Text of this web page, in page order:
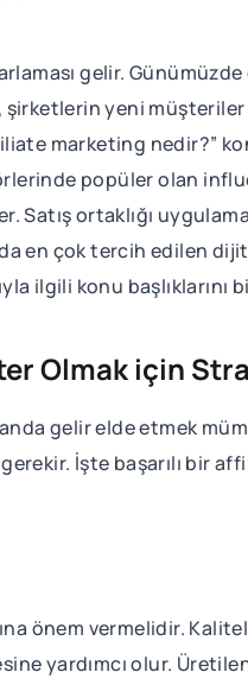
gelir.
şirketlerin yeni müşteriler
marketing nedir?”
popüler olan
Satış ortaklığı
en çok tercih edilen
ilgili konu başlıklarını
Olmak için
gelir elde etmek
İşte başarılı bir
önem vermelidir.
yardımcı olur.